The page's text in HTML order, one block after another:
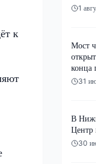
к
1
Мост
конца
31
В
Центр
30